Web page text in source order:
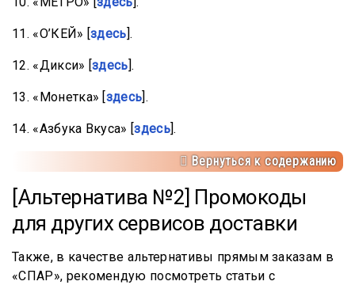
11. «О’КЕЙ» [здесь ].
12. «Дикси» [здесь ].
13. «Монетка» [ здесь ].
14. «Азбука Вкуса» [здесь ].
Вернуться к содержанию
[Альтернатива №2] Промокоды
для других сервисов доставки
Также, в качестве альтернативы прямым заказам в
«СПАР», рекомендую посмотреть статьи с